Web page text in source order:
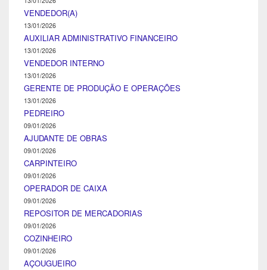
VENDEDOR(A)
13/01/2026
AUXILIAR ADMINISTRATIVO FINANCEIRO
13/01/2026
VENDEDOR INTERNO
13/01/2026
GERENTE DE PRODUÇÃO E OPERAÇÕES
13/01/2026
PEDREIRO
09/01/2026
AJUDANTE DE OBRAS
09/01/2026
CARPINTEIRO
09/01/2026
OPERADOR DE CAIXA
09/01/2026
REPOSITOR DE MERCADORIAS
09/01/2026
COZINHEIRO
09/01/2026
AÇOUGUEIRO